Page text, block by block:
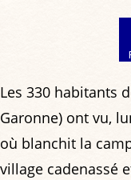
Les 330 habitants
Garonne) ont vu,
où blanchit la
village cadenassé